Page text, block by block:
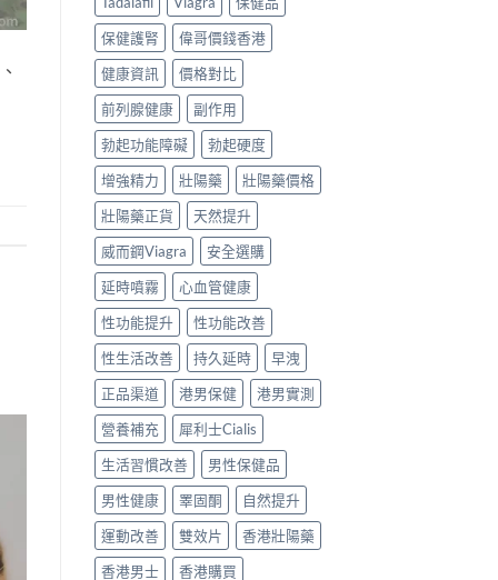
保健護腎
偉哥價錢香港
健康資訊
價格對比
前列腺健康
副作用
勃起功能障礙
勃起硬度
增強精力
壯陽藥
壯陽藥價格
壯陽藥正貨
天然提升
威而鋼Viagra
安全選購
延時噴霧
心血管健康
性功能提升
性功能改善
性生活改善
持久延時
早洩
正品渠道
港男保健
港男實測
營養補充
犀利士Cialis
生活習慣改善
男性保健品
男性健康
睪固酮
自然提升
運動改善
雙效片
香港壯陽藥
香港男士
香港購買